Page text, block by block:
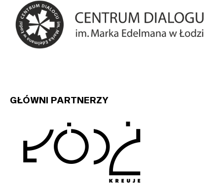
GŁÓWNI PARTNERZY